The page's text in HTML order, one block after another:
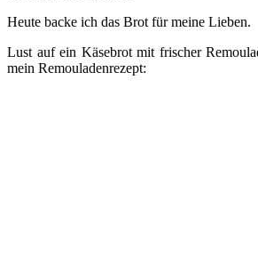
Heute backe ich das Brot für meine Lieben.
Lust auf ein Käsebrot mit frischer
mein Remouladenrezept: